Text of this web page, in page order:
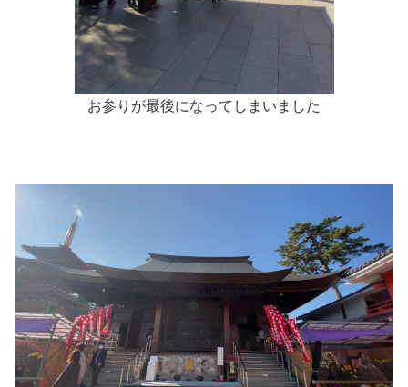
お参りが最後になってしまいました